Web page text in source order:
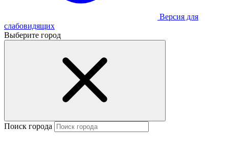
Версия для
слабовидящих
Выберите город
Поиск города